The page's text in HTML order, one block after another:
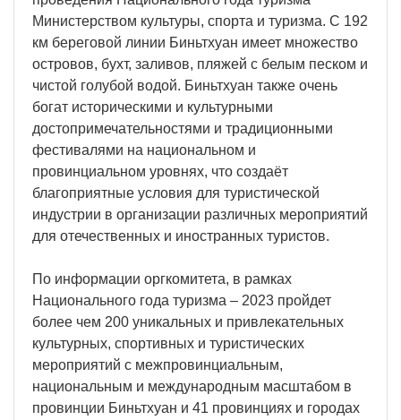
Министерством культуры, спорта и туризма. С 192
км береговой линии Биньтхуан имеет множество
островов, бухт, заливов, пляжей с белым песком и
чистой голубой водой. Биньтхуан также очень
богат историческими и культурными
достопримечательностями и традиционными
фестивалями на национальном и
провинциальном уровнях, что создаёт
благоприятные условия для туристической
индустрии в организации различных мероприятий
для отечественных и иностранных туристов.
По информации оргкомитета, в рамках
Национального года туризма – 2023 пройдет
более чем 200 уникальных и привлекательных
культурных, спортивных и туристических
мероприятий с межпровинциальным,
национальным и международным масштабом в
провинции Биньтхуан и 41 провинциях и городах